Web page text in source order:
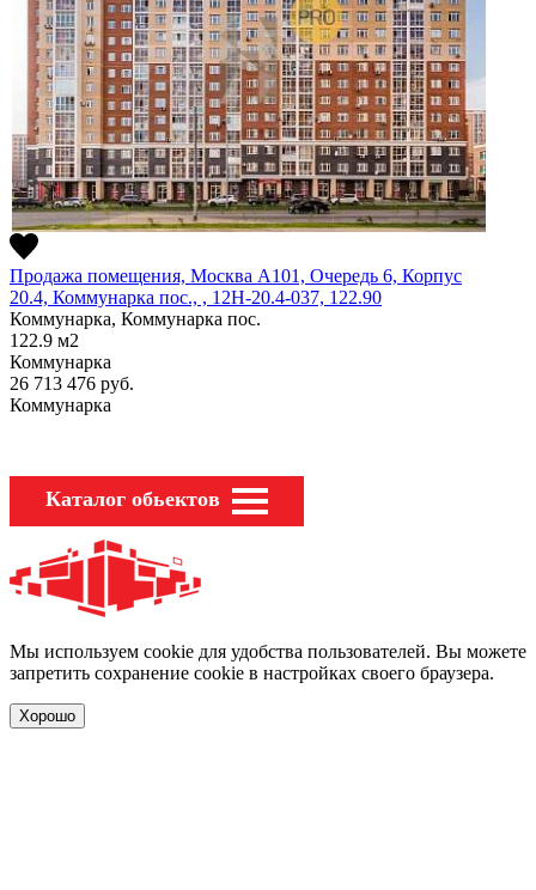
Продажа помещения, Москва А101, Очередь 6, Корпус
20.4, Коммунарка пос., , 12Н-20.4-037, 122.90
Коммунарка, Коммунарка пос.
122.9 м2
Коммунарка
26 713 476 руб.
Коммунарка
Каталог обьектов
Мы используем cookie для удобства пользователей. Вы можете
запретить сохранение cookie в настройках своего браузера.
Хорошо